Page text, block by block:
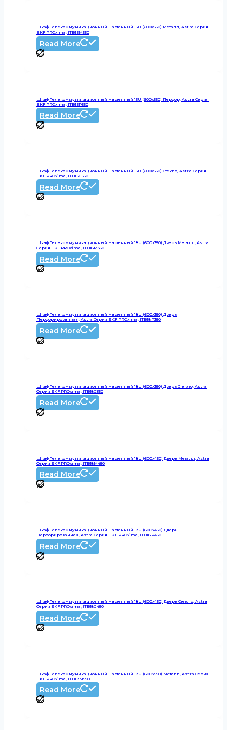
Шкаф Телекоммуникационный Настенный 15U (600х550) Металл, Astra Серия
EKF PROxima, ITB15M550
Read More
Шкаф Телекоммуникационный Настенный 15U (600х550) Перфор, Astra Серия
EKF PROxima, ITB15P550
Read More
Шкаф Телекоммуникационный Настенный 15U (600х550) Стекло, Astra Серия
EKF PROxima, ITB15G550
Read More
Шкаф Телекоммуникационный Настенный 18U (600х350) Дверь Металл, Astra
Серия EKF PROxima, ITB18M350
Read More
Шкаф Телекоммуникационный Настенный 18U (600х350) Дверь
Перфорированная, Astra Серия EKF PROxima, ITB18P350
Read More
Шкаф Телекоммуникационный Настенный 18U (600х350) Дверь Стекло, Astra
Серия EKF PROxima, ITB18G350
Read More
Шкаф Телекоммуникационный Настенный 18U (600х450) Дверь Металл, Astra
Серия EKF PROxima, ITB18M450
Read More
Шкаф Телекоммуникационный Настенный 18U (600х450) Дверь
Перфорированная, Astra Серия EKF PROxima, ITB18P450
Read More
Шкаф Телекоммуникационный Настенный 18U (600х450) Дверь Стекло, Astra
Серия EKF PROxima, ITB18G450
Read More
Шкаф Телекоммуникационный Настенный 18U (600х550) Металл, Astra Серия
EKF PROxima, ITB18M550
Read More